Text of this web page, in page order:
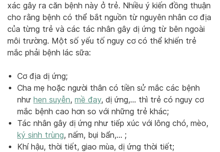
xác gây ra căn bệnh này ở trẻ. Nhiều ý kiến đồng thuận
cho rằng bệnh có thể bắt nguồn từ nguyên nhân cơ địa
của từng trẻ và các tác nhân gây dị ứng từ bên ngoài
môi trường. Một số yếu tố nguy cơ có thể khiến trẻ
mắc phải bệnh lác sữa:
Cơ địa dị ứng;
Cha mẹ hoặc người thân có tiền sử mắc các bệnh
như hen suyễn, mề đay, dị ứng,… thì trẻ có nguy cơ
mắc bệnh cao hơn so với những trẻ khác;
Tác nhân gây dị ứng như tiếp xúc với lông chó, mèo,
ký sinh trùng, nấm, bụi bẩn,… ;
Khí hậu, thời tiết, giao mùa, dị ứng thời tiết;